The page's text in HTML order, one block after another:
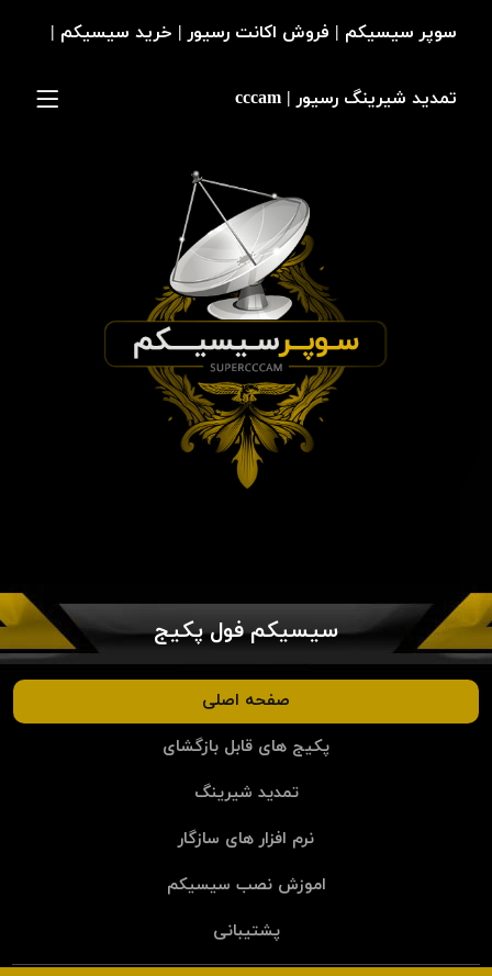
سیسیکم فول پکیج
صفحه اصلی
پکیج های قابل بازگشای
تمدید شیرینگ
نرم افزار های سازگار
اموزش نصب سیسیکم
پشتیبانی
سوپر سیسیکم | فروش اکانت رسیور | خرید سیسیکم |
تمدید شیرینگ رسیور | cccam